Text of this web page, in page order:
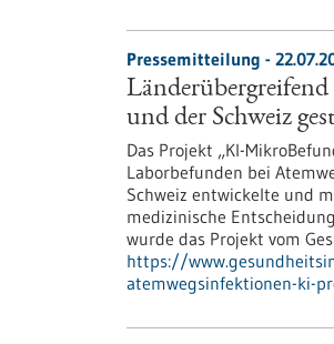
Pressemitteilung -
und der Schweiz
Das Projekt „KI-
Laborbefunden bei
Schweiz entwickelte und
medizinische
wurde das Projekt vom
https://
atemwegsinfektionen-ki-